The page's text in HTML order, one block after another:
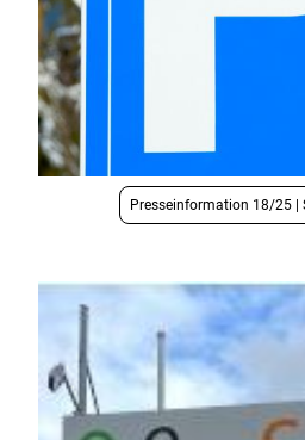
Presseinformation 18/25 |